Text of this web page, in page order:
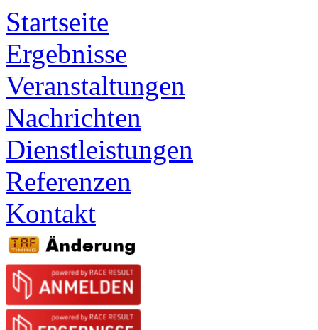
Startseite
Ergebnisse
Veranstaltungen
Nachrichten
Dienstleistungen
Referenzen
Kontakt